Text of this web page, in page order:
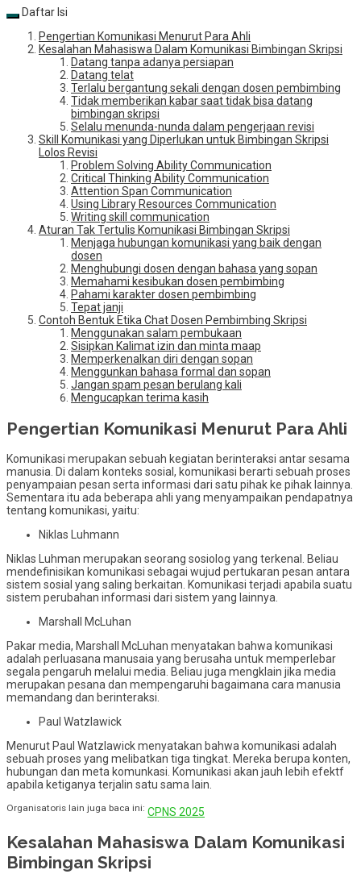
Daftar Isi
Pengertian Komunikasi Menurut Para Ahli
Kesalahan Mahasiswa Dalam Komunikasi Bimbingan Skripsi
Datang tanpa adanya persiapan
Datang telat
Terlalu bergantung sekali dengan dosen pembimbing
Tidak memberikan kabar saat tidak bisa datang
bimbingan skripsi
Selalu menunda-nunda dalam pengerjaan revisi
Skill Komunikasi yang Diperlukan untuk Bimbingan Skripsi
Lolos Revisi
Problem Solving Ability Communication
Critical Thinking Ability Communication
Attention Span Communication
Using Library Resources Communication
Writing skill communication
Aturan Tak Tertulis Komunikasi Bimbingan Skripsi
Menjaga hubungan komunikasi yang baik dengan
dosen
Menghubungi dosen dengan bahasa yang sopan
Memahami kesibukan dosen pembimbing
Pahami karakter dosen pembimbing
Tepat janji
Contoh Bentuk Etika Chat Dosen Pembimbing Skripsi
Menggunakan salam pembukaan
Sisipkan Kalimat izin dan minta maap
Memperkenalkan diri dengan sopan
Menggunkan bahasa formal dan sopan
Jangan spam pesan berulang kali
Mengucapkan terima kasih
Pengertian Komunikasi Menurut Para Ahli
Komunikasi merupakan sebuah kegiatan berinteraksi antar sesama
manusia. Di dalam konteks sosial, komunikasi berarti sebuah proses
penyampaian pesan serta informasi dari satu pihak ke pihak lainnya.
Sementara itu ada beberapa ahli yang menyampaikan pendapatnya
tentang komunikasi, yaitu:
Niklas Luhmann
Niklas Luhman merupakan seorang sosiolog yang terkenal. Beliau
mendefinisikan komunikasi sebagai wujud pertukaran pesan antara
sistem sosial yang saling berkaitan. Komunikasi terjadi apabila suatu
sistem perubahan informasi dari sistem yang lainnya.
Marshall McLuhan
Pakar media, Marshall McLuhan menyatakan bahwa komunikasi
adalah perluasana manusaia yang berusaha untuk memperlebar
segala pengaruh melalui media. Beliau juga mengklain jika media
merupakan pesana dan mempengaruhi bagaimana cara manusia
memandang dan berinteraksi.
Paul Watzlawick
Menurut Paul Watzlawick menyatakan bahwa komunikasi adalah
sebuah proses yang melibatkan tiga tingkat. Mereka berupa konten,
hubungan dan meta komunkasi. Komunikasi akan jauh lebih efektf
apabila ketiganya terjalin satu sama lain.
Organisatoris lain juga baca ini: CPNS 2025
Kesalahan Mahasiswa Dalam Komunikasi
Bimbingan Skripsi